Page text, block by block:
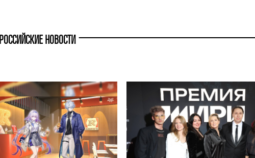
РОССИЙСКИЕ НОВОСТИ